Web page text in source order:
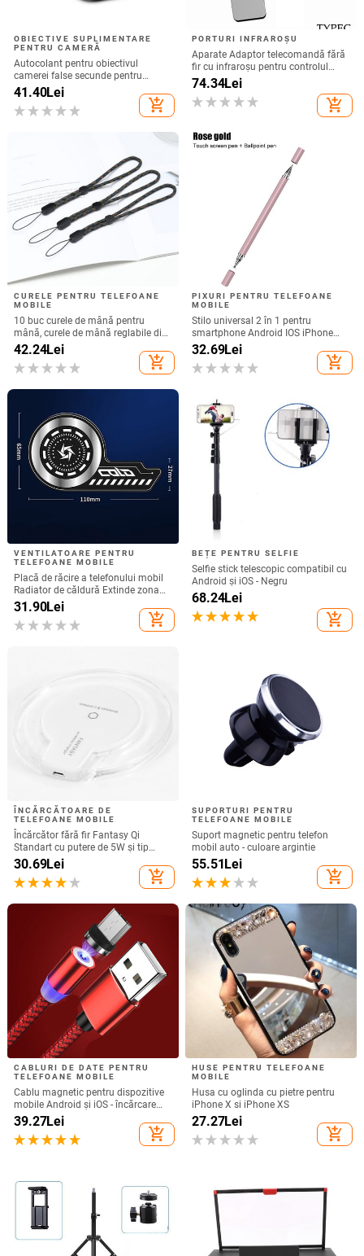
OBIECTIVE SUPLIMENTARE
PENTRU CAMERĂ
Autocolant pentru obiectivul
camerei false secunde pentru
upgrade telefon iPhone Protector
de ecran pentru iPhone X / XS Max
Schimbare la iPhone 11 pro Max
41.40Lei
add_shopping_cart
PORTURI INFRAROȘU
Aparate Adaptor telecomandă fără
fir cu infraroșu pentru controlul
aplicației inteligente Telefon
Transmițător cu infraroșu pentru
iPhone și telefon Android
74.34Lei
add_shopping_cart
CURELE PENTRU TELEFOANE
MOBILE
10 buc curele de mână pentru
mână, curele de mână reglabile din
nailon șir de breloc pentru suport
pentru carcasa telefonului mobil,
cameră, USB, insignă
42.24Lei
add_shopping_cart
PIXURI PENTRU TELEFOANE
MOBILE
Stilo universal 2 în 1 pentru
smartphone Android IOS iPhone
iPad Tabletă Pixuri de desen Creion
capacitiv Ecran mobil Stilo tactil
32.69Lei
add_shopping_cart
VENTILATOARE PENTRU
TELEFOANE MOBILE
Placă de răcire a telefonului mobil
Radiator de căldură Extinde zona
de răcire pentru ventilatoare Răcitor
de jocuri Telefon mobil pentru
iPhone/Samsung/Xiaomi
31.90Lei
add_shopping_cart
BEȚE PENTRU SELFIE
Selfie stick telescopic compatibil cu
Android și iOS - Negru
68.24Lei
add_shopping_cart
ÎNCĂRCĂTOARE DE
TELEFOANE MOBILE
Încărcător fără fir Fantasy Qi
Standart cu putere de 5W și tip
conexiune USB - culoare albă
30.69Lei
add_shopping_cart
SUPORTURI PENTRU
TELEFOANE MOBILE
Suport magnetic pentru telefon
mobil auto - culoare argintie
55.51Lei
add_shopping_cart
CABLURI DE DATE PENTRU
TELEFOANE MOBILE
Cablu magnetic pentru dispozitive
mobile Android și iOS - încărcare
rapidă și sincronizare TYPE-C, Micro
USB și iluminare în
39.27Lei
add_shopping_cart
HUSE PENTRU TELEFOANE
MOBILE
Husa cu oglinda cu pietre pentru
iPhone X si iPhone XS
27.27Lei
add_shopping_cart